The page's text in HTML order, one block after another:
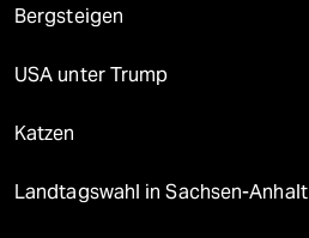
Bergsteigen
USA unter Trump
Katzen
Landtagswahl in Sachsen-Anhalt